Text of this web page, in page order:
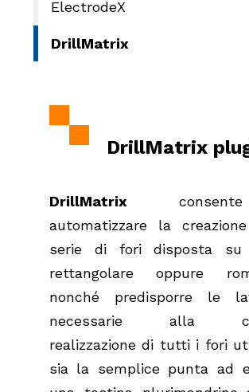
ElectrodeX
DrillMatrix
DrillMatrix
DrillMatrix
automatizzare la
serie di fori disposta su
rettangolare oppure
nonché predisporre le
necessarie alla
realizzazione di tutti i fori
sia la semplice punta ad